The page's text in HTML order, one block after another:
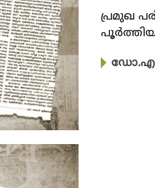
പ്രമുഖ
ഡോ.എ